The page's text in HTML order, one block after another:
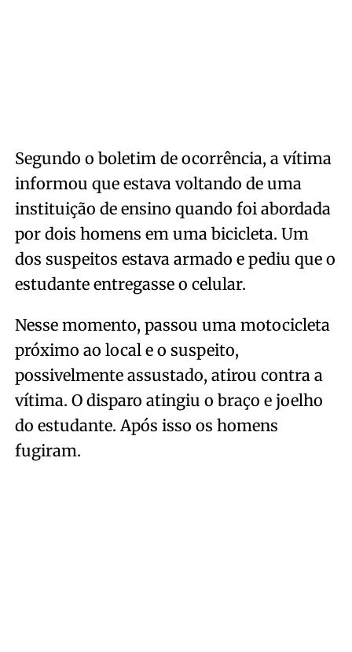
Segundo o boletim de ocorrência, a vítima
informou que estava voltando de uma
instituição de ensino quando foi abordada
por dois homens em uma bicicleta. Um
dos suspeitos estava armado e pediu que o
estudante entregasse o celular.
Nesse momento, passou uma motocicleta
próximo ao local e o suspeito,
possivelmente assustado, atirou contra a
vítima. O disparo atingiu o braço e joelho
do estudante. Após isso os homens
fugiram.